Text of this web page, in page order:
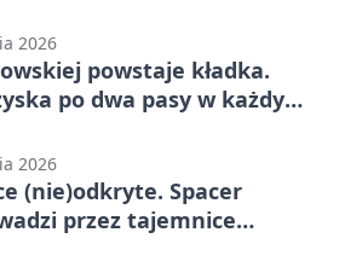
2026
powstaje kładka.
po dwa pasy w każdym
2026
(nie)odkryte. Spacer
przez tajemnice